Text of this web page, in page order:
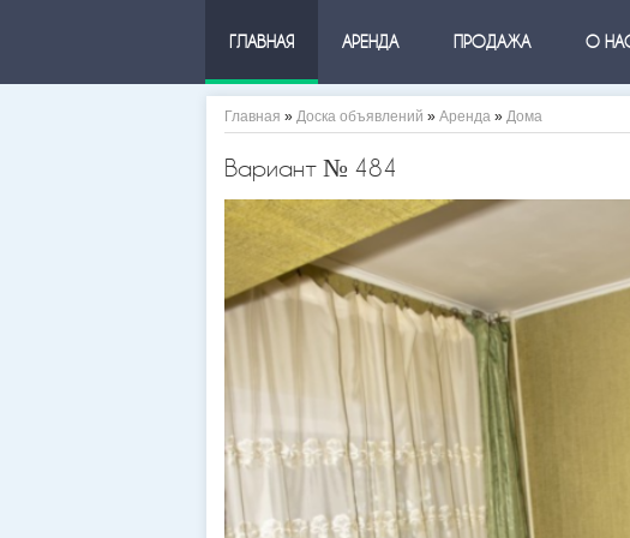
ГЛАВНАЯ АРЕНДА ПРОДАЖА О
Главная » Доска объявлений » Аренда » Дома
Вариант № 484